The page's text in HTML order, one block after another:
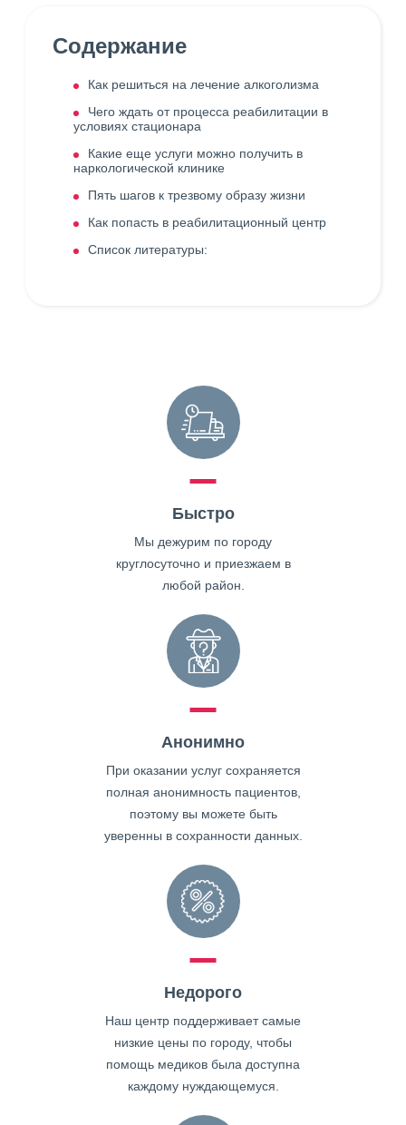
Содержание
Как решиться на лечение алкоголизма
Чего ждать от процесса реабилитации в
условиях стационара
Какие еще услуги можно получить в
наркологической клинике
Пять шагов к трезвому образу жизни
Как попасть в реабилитационный центр
Список литературы:
Быстро
Мы дежурим по городу
круглосуточно и приезжаем в
любой район.
Анонимно
При оказании услуг сохраняется
полная анонимность пациентов,
поэтому вы можете быть
уверенны в сохранности данных.
Недорого
Наш центр поддерживает самые
низкие цены по городу, чтобы
помощь медиков была доступна
каждому нуждающемуся.